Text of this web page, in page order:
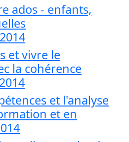
ados - enfants,
et vivre le
la cohérence
et l'analyse
et en